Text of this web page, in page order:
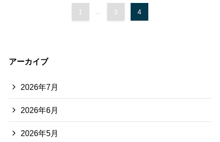
1 ... 3 4
アーカイブ
2026年7月
2026年6月
2026年5月